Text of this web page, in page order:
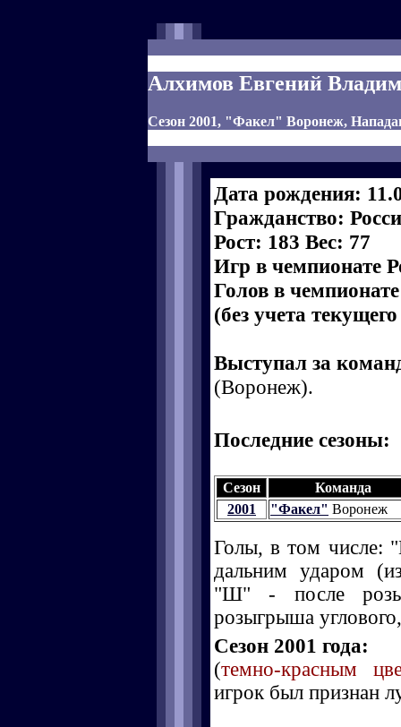
Алхимов Евгений
Сезон 2001, "Факел" Воронеж,
Дата рождения:
Гражданство:
Рост: 183 Вес: 77
Игр в чемпионате
Голов в
(без учета
Выступал за
(Воронеж).
Последние сезоны:
Сезон
Команда
2001
"Факел" Воронеж
Голы, в том числе:
дальним ударом
"Ш" - после
розыгрыша
Сезон 2001 года:
(темно-красным
игрок был признан